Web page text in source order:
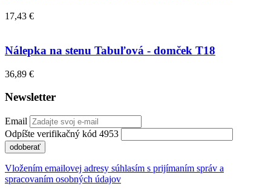
17,43 €
Nálepka na stenu Tabuľová - domček T18
36,89 €
Newsletter
Email
Odpíšte verifikačný kód 4953
odoberať
Vložením emailovej adresy súhlasím s prijímaním správ a
spracovaním osobných údajov